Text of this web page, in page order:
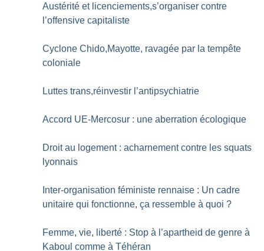
Austérité et licenciements,s’organiser contre
l’offensive capitaliste
Cyclone Chido,Mayotte, ravagée par la tempête
coloniale
Luttes trans,réinvestir l’antipsychiatrie
Accord UE-Mercosur : une aberration écologique
Droit au logement : acharnement contre les squats
lyonnais
Inter-organisation féministe rennaise : Un cadre
unitaire qui fonctionne, ça ressemble à quoi ?
Femme, vie, liberté : Stop à l’apartheid de genre à
Kaboul comme à Téhéran